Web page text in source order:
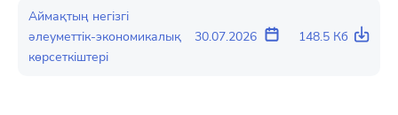
Аймақтың негізгі
әлеуметтік-экономикалық
көрсеткіштері
30.07.2026 148.5 Кб